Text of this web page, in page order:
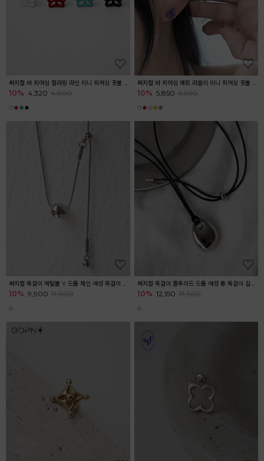
10% 4,320 4,800 10% 5,850 6,500
써지컬 목걸이 메탈볼 Y 드롭 체인 여성 목걸이 레이어드 길이조절
10% 9,900 11,000
써지컬 목걸이 플루이드 드롭 여성 롱 목걸이 길이조절
10% 12,150 13,500